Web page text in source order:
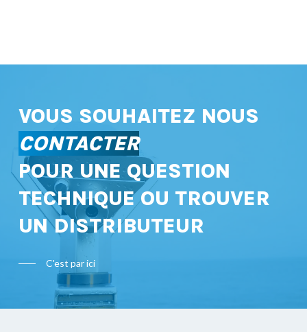
VOUS SOUHAITEZ NOUS
CONTACTER
POUR UNE QUESTION
TECHNIQUE OU TROUVER
UN DISTRIBUTEUR
C'est par ici